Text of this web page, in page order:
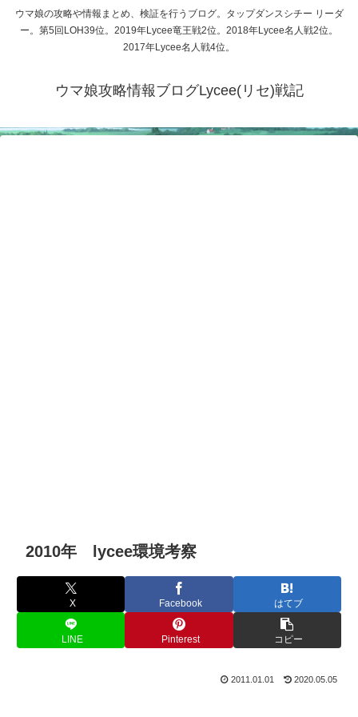
ウマ娘の攻略や情報まとめ、検証を行うブログ。タップダンスシチー リーダ
ー。第5回LOH39位。2019年Lycee竜王戦2位。2018年Lycee名人戦2位。
2017年Lycee名人戦4位。
ウマ娘攻略情報ブログLycee(リセ)戦記
2010年 lycee環境考察
X Facebook はてブ
LINE Pinterest コピー
2011.01.01 2020.05.05